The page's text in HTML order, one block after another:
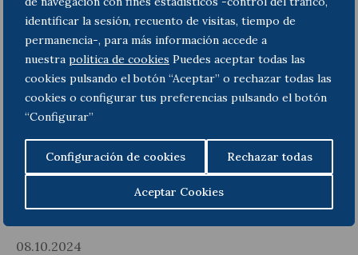
identificar la sesión, recuento de visitas, tiempo de
permanencia-, para más información accede a
nuestra politica de cookies Puedes aceptar todas las
cookies pulsando el botón “Aceptar” o rechazar todas las
cookies o configurar tus preferencias pulsando el botón
“Configurar”
Configuración de cookies Rechazar todas
Aceptar Cookies
08.10.2024